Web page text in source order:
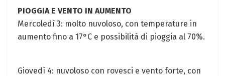
PIOGGIA E VENTO⁤ IN AUMENTO
Mercoledì⁢ 3: molto nuvoloso, con temperature in
aumento fino a 17°C e possibilità di pioggia al 70%.
Giovedì 4: nuvoloso con rovesci e vento forte, con